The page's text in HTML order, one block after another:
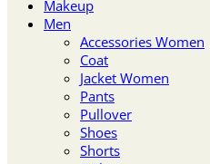
Makeup
Men
Accessories Women
Coat
Jacket Women
Pants
Pullover
Shoes
Shorts